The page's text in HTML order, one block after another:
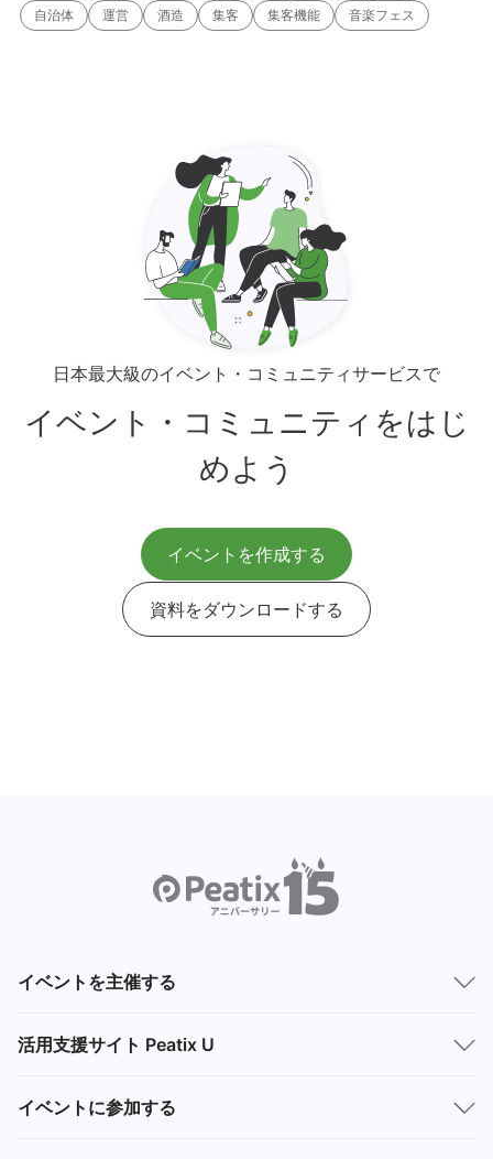
自治体
運営 酒造 集客 集客機能 音楽フェス
日本最大級のイベント・コミュニティサービスで
イベント・コミュニティをはじ
めよう
イベントを作成する
資料をダウンロードする
イベントを主催する
活用支援サイト Peatix U
イベントに参加する